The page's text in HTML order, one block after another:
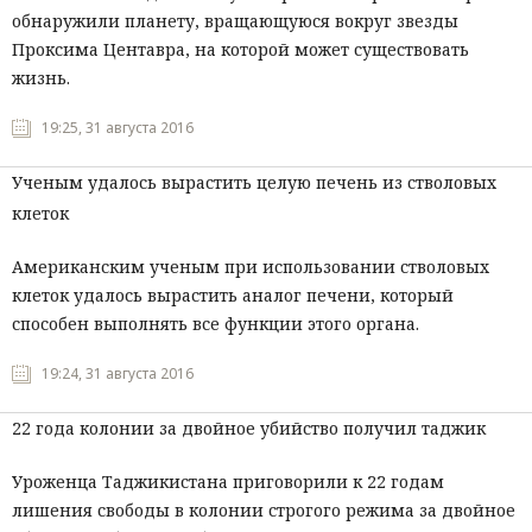
обнаружили планету, вращающуюся вокруг звезды
Проксима Центавра, на которой может существовать
жизнь.
19:25, 31 августа 2016
Ученым удалось вырастить целую печень из стволовых
клеток
Американским ученым при использовании стволовых
клеток удалось вырастить аналог печени, который
способен выполнять все функции этого органа.
19:24, 31 августа 2016
22 года колонии за двойное убийство получил таджик
Уроженца Таджикистана приговорили к 22 годам
лишения свободы в колонии строгого режима за двойное